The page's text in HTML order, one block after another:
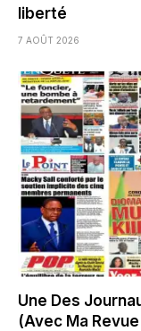
liberté
7 AOÛT 2026
Une Des
(Avec Ma